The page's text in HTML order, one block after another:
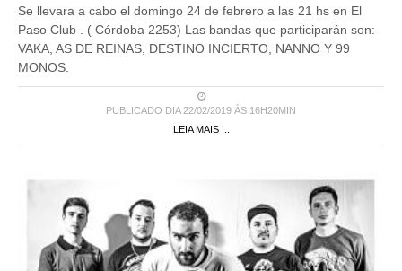
Se llevara a cabo el domingo 24 de febrero a las 21 hs en El
Paso Club . ( Córdoba 2253) Las bandas que participarán son:
VAKA, AS DE REINAS, DESTINO INCIERTO, NANNO Y 99
MONOS.
PUBLICADO DIA 22/02/2019 ÀS 16H20MIN
LEIA MAIS ...